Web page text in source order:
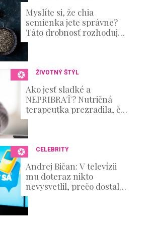
Myslíte si, že chia
semienka jete správne?
Táto drobnosť rozhoduje
o tom, koľko živín vaše
ŽIVOTNÝ ŠTÝL
Ako jesť sladké a
NEPRIBRAŤ? Nutričná
terapeutka prezradila, čo
naozaj funguje!
CELEBRITY
Andrej Bičan: V televízii
mu doteraz nikto
nevysvetlil, prečo dostal
padáka, on však
prehovoril o zákulisí
výroby